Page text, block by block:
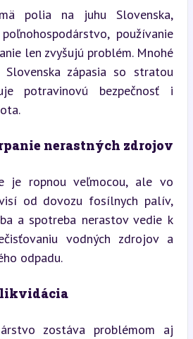
polia na juhu Slovenska,
používanie
len zvyšujú problém. Mnohé
Slovenska zápasia so stratou
potravinovú bezpečnosť i
nerastných zdrojov
je ropnou veľmocou, ale vo
od dovozu fosílnych palív,
a spotreba nerastov vedie k
vodných zdrojov a
odpadu.
likvidácia
zostáva problémom aj